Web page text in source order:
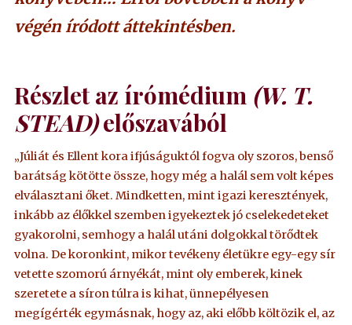
végén íródott áttekintésben.
Részlet az írómédium (W. T.
STEAD)előszavából
„Júliát és Ellent kora ifjúságuktól fogva oly szoros, benső
barátság kötötte össze, hogy még a halál sem volt képes
elválasztani őket. Mindketten, mint igazi keresztények,
inkább az élőkkel szemben igyekeztek jó cselekedeteket
gyakorolni, semhogy a halál utáni dolgokkal törődtek
volna. De koronkint, mikor tevékeny életükre egy-egy sír
vetette szomorú árnyékát, mint oly emberek, kinek
szeretete a síron túlra is kihat, ünnepélyesen
megígérték egymásnak, hogy az, aki előbb költözik el, az